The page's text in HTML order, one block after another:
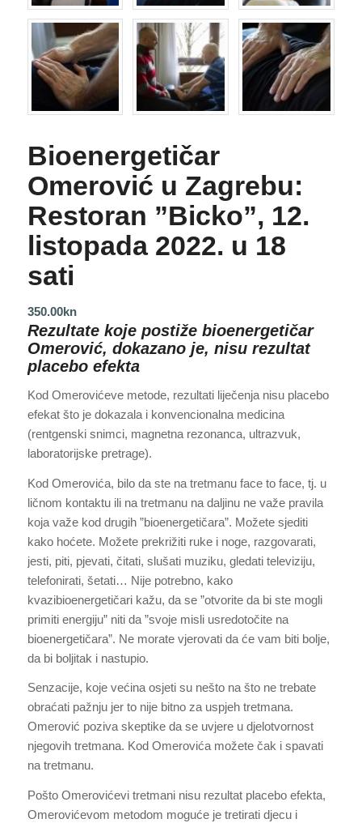
Bioenergetičar
Omerović u Zagrebu:
Restoran ”Bicko”, 12.
listopada 2022. u 18
sati
350.00kn
Rezultate koje postiže bioenergetičar
Omerović, dokazano je, nisu rezultat
placebo efekta
Kod Omerovićeve metode, rezultati liječenja nisu placebo
efekat što je dokazala i konvencionalna medicina
(rentgenski snimci, magnetna rezonanca, ultrazvuk,
laboratorijske pretrage).
Kod Omerovića, bilo da ste na tretmanu face to face, tj. u
ličnom kontaktu ili na tretmanu na daljinu ne važe pravila
koja važe kod drugih ”bioenergetičara”. Možete sjediti
kako hoćete. Možete prekrižiti ruke i noge, razgovarati,
jesti, piti, pjevati, čitati, slušati muziku, gledati televiziju,
telefonirati, šetati… Nije potrebno, kako
kvazibioenergetičari kažu, da se ”otvorite da bi ste mogli
primiti energiju” niti da ”svoje misli usredotočite na
bioenergetičara”. Ne morate vjerovati da će vam biti bolje,
da bi boljitak i nastupio.
Senzacije, koje većina osjeti su nešto na što ne trebate
obraćati pažnju jer to nije bitno za uspjeh tretmana.
Omerović poziva skeptike da se uvjere u djelotvornost
njegovih tretmana. Kod Omerovića možete čak i spavati
na tretmanu.
Pošto Omerovićevi tretmani nisu rezultat placebo efekta,
Omerovićevom metodom moguće je tretirati djecu i